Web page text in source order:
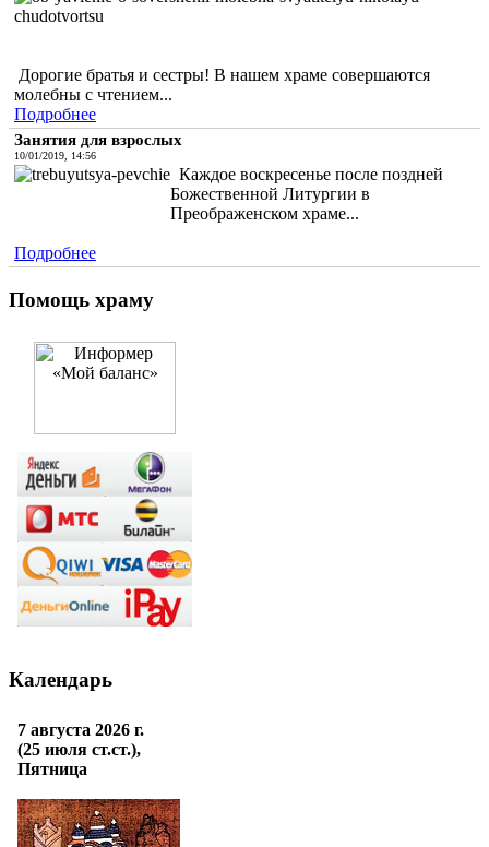
Дорогие братья и сестры! В нашем храме совершаются
молебны с чтением...
Подробнее
Занятия для взрослых
10/01/2019, 14:56
Каждое воскресенье после поздней
Божественной Литургии в
Преображенском храме...
Подробнее
Помощь храму
Календарь